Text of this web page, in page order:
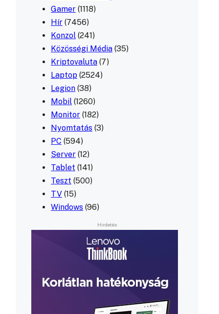
Gamer (1118)
Hír (7456)
Konzol (241)
Közösségi Média (35)
Kriptovaluta (7)
Laptop (2524)
Legion (38)
Mobil (1260)
Monitor (182)
Nyomtatás (3)
PC (594)
Server (12)
Tablet (141)
Teszt (500)
TV (15)
Windows (96)